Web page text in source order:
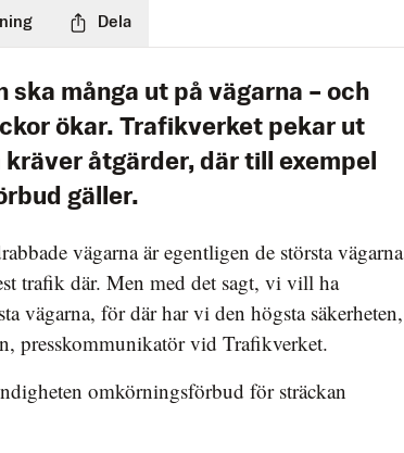
Dela
ska många ut på vägarna – och
ökar. Trafikverket pekar ut
åtgärder, där till exempel
gäller.
vägarna är egentligen de största vägarna
trafik där. Men med det sagt, vi vill ha
vägarna, för där har vi den högsta säkerheten,
presskommunikatör vid Trafikverket.
omkörningsförbud för sträckan